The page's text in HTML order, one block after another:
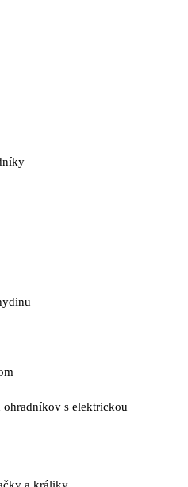
s elektrickou
a králiky